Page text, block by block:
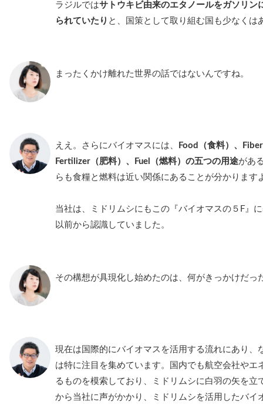
ラジルではサトウキビ由来のエタノールをガソリン
られていたり と、国策として取り組む国も少なくは
まったくかけ離れた世界の話ではないんですね。
ええ。さらにバイオマスには、
Food（食料）、
Fertilizer（肥料）、Fuel（燃料）の五つの用途があ
らも食糧と燃料は近い関係にあることが分かります
当社は、ミドリムシにもこの『バイオマスの５F』
以前から認識していました。
その構想が具現化し始めたのは、何がきっかけだっ
現在は国際的にバイオマスを活用する流れにあり、
は特に注目を集めています。国内でも航空会社やエ
るものを模索しており、ミドリムシに白羽の矢を立
から当社に声がかかり、ミドリムシを活用したバイ